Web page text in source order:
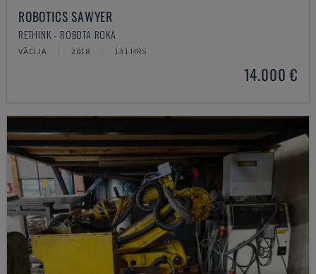
ROBOTICS SAWYER
RETHINK - ROBOTA ROKA
VĀCIJA 2018 131 HRS
14.000 €